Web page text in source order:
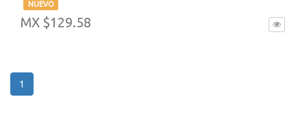
NUEVO
MX $129.58
1